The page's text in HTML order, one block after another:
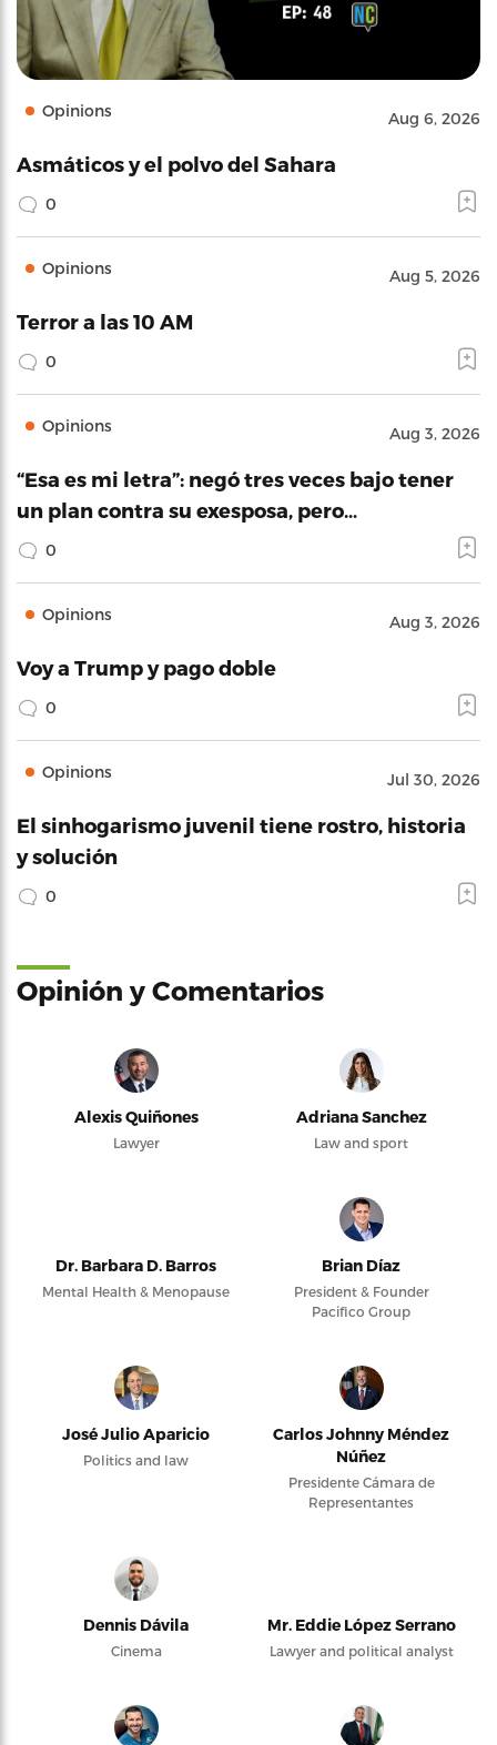
Opinions Aug 6, 2026
Asmáticos y el polvo del Sahara
0
Opinions Aug 5, 2026
Terror a las 10 AM
0
Opinions Aug 3, 2026
“Esa es mi letra”: negó tres veces bajo tener
un plan contra su exesposa, pero…
0
Opinions Aug 3, 2026
Voy a Trump y pago doble
0
Opinions Jul 30, 2026
El sinhogarismo juvenil tiene rostro, historia
y solución
0
Opinión y Comentarios
Alexis Quiñones
Lawyer
Adriana Sanchez
Law and sport
Dr. Barbara D. Barros
Mental Health & Menopause
Brian Díaz
President & Founder
Pacifico Group
José Julio Aparicio
Politics and law
Carlos Johnny Méndez
Núñez
Presidente Cámara de
Representantes
Dennis Dávila
Cinema
Mr. Eddie López Serrano
Lawyer and political analyst